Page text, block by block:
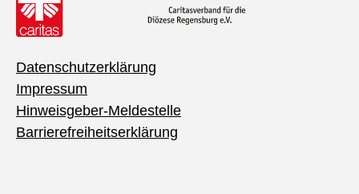
Datenschutzerklärung
Impressum
Hinweisgeber-Meldestelle
Barrierefreiheitserklärung